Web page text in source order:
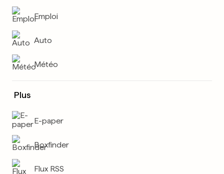
Emploi
Auto
Météo
Plus
E-paper
Boxfinder
Flux RSS